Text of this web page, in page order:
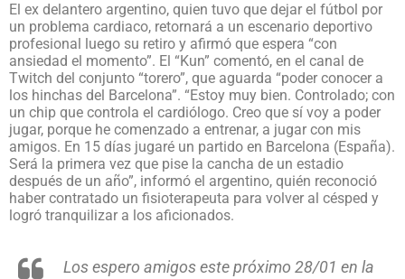
El ex delantero argentino, quien tuvo que dejar el fútbol por
un problema cardiaco, retornará a un escenario deportivo
profesional luego su retiro y afirmó que espera “con
ansiedad el momento”. El “Kun” comentó, en el canal de
Twitch del conjunto “torero”, que aguarda “poder conocer a
los hinchas del Barcelona”. “Estoy muy bien. Controlado; con
un chip que controla el cardiólogo. Creo que sí voy a poder
jugar, porque he comenzado a entrenar, a jugar con mis
amigos. En 15 días jugaré un partido en Barcelona (España).
Será la primera vez que pise la cancha de un estadio
después de un año”, informó el argentino, quién reconoció
haber contratado un fisioterapeuta para volver al césped y
logró tranquilizar a los aficionados.
Los espero amigos este próximo 28/01 en la